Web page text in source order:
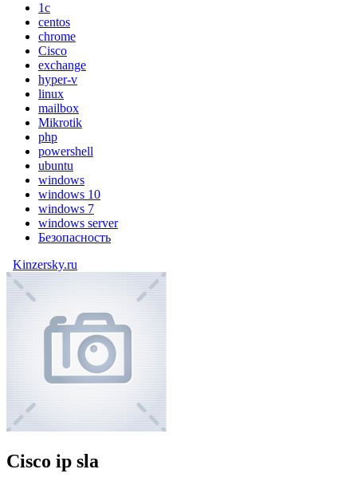
1c
centos
chrome
Cisco
exchange
hyper-v
linux
mailbox
Mikrotik
php
powershell
ubuntu
windows
windows 10
windows 7
windows server
Безопасность
Kinzersky.ru
Cisco ip sla